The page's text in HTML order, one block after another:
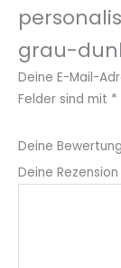
grau-
Deine E-Mail-
Felder sind mit *
Deine Bewertung
Deine Rezension